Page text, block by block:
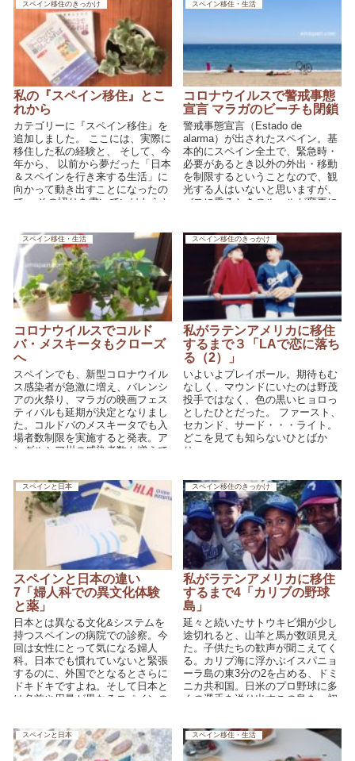
スペイン移住のきっかけ
私の『スペイン移住』とこ
れから
カテゴリーに『スペイン移住』を
追加しました。 ここには、実際に
移住した私の経験と、 そして、今
年から、 以前から夢だった「日本
＆スペインを行き来する生活」に
向かって動き出すことになったの
で、 その辺りを書いていけたらと
スペイン移住・生活
コロナウイルスで警戒事態
宣言 マラガのビーチも閉鎖
警戒事態宣言（Estado de
alarma）が出されたスペイン。基
本的にスペイン全土で、緊急時・
必要があるとき以外の外出・移動
を制限するということなので、観
光する人はいないと思いますが、
バスに乗るときのルールが変更に
す。
スペイン移住・生活
コロナウイルスでコルド
バ・メスキータもクローズ
へ
スペインでも、新型コロナウイル
ス感染者が急激に増え、バレンシ
アの火祭り、マラガの映画フェス
ティバルも延期が決定となりまし
た。コルドバのメスキータでも入
場者数制限を実施すると発表。ア
ンダルシア州の感染者数も増えて
スペイン移住のきっかけ
私がラテンアメリカに移住
するまで３「LAで恋に落ち
る（2）」
いよいよプレイボール。期待もむ
なしく、マウンドにいたのは野茂
投手ではなく、色の黒いヒョロっ
としたひとだった。 ファースト、
セカンド、サード・・・ライト。
どこを見ても知らないひとばか
り。
スペインと日本
スペインと日本の違い
7「婦人科での異文化体験
と薬」
日本とは異なる文化&システムを
持つスペインの病院での診察。今
回は女性にとって気になる婦人
科。日本でも慣れていないと緊張
するのに、外国でとなるとさらに
ドキドキですよね。そして日本と
は名前や用量が異なるスペインの
スペイン移住のきっかけ
私がラテンアメリカに移住
するまで4「カリブの野球
島」
延々と続いたサトウキビ畑が少し
途切れると、山羊と馬が数頭見え
た。子供たちの歓声が聞こえてく
る。カリブ海に浮かぶイスパニョ
ーラ島の東3分の2を占める、ドミ
ニカ共和国。日米のプロ野球に多
くの選手を送り出すこの島を、初
スペインと日本 スペイン移住・生活